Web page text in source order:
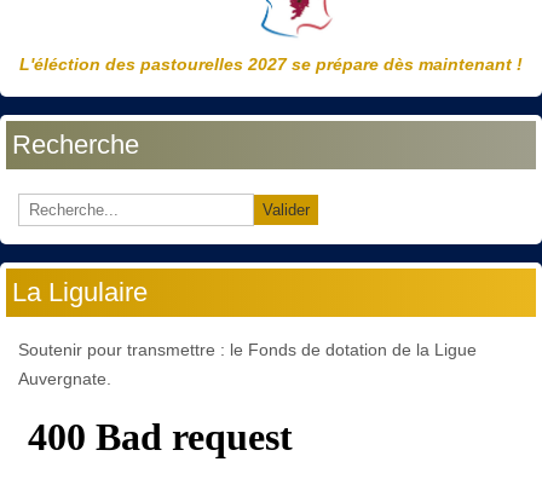
L'éléction des pastourelles 2027 se prépare dès maintenant !
Recherche
Valider
La Ligulaire
Soutenir pour transmettre : le Fonds de dotation de la Ligue
Auvergnate.